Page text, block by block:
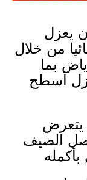
يعزل
من خلال
بما
اسطح
يتعرض
الصيف